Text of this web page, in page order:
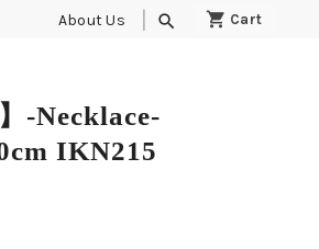
About Us search
-Necklace-
IKN215